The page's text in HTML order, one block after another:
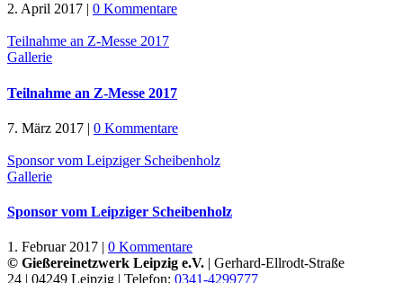
2. April 2017 | 0 Kommentare
Teilnahme an Z-Messe 2017
Gallerie
Teilnahme an Z-Messe 2017
7. März 2017 | 0 Kommentare
Sponsor vom Leipziger Scheibenholz
Gallerie
Sponsor vom Leipziger Scheibenholz
1. Februar 2017 | 0 Kommentare
© Gießereinetzwerk Leipzig e.V. | Gerhard-Ellrodt-Straße
24 | 04249 Leipzig | Telefon: 0341-4299777